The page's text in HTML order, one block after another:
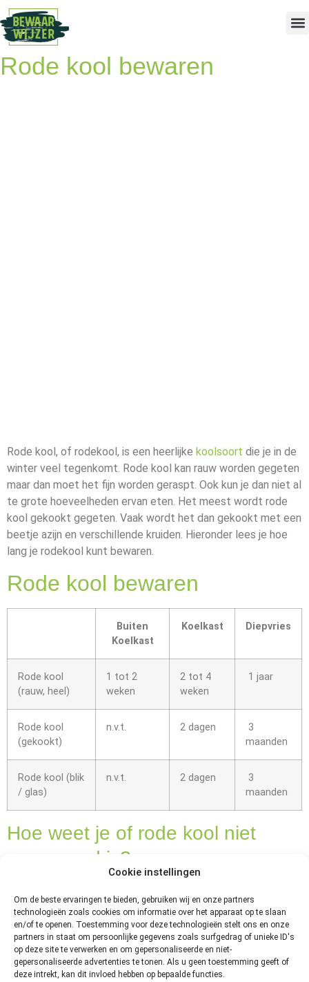
Cookie instellingen
Om de beste ervaringen te bieden, gebruiken wij en onze partners
technologieën zoals cookies om informatie over het apparaat op te slaan
en/of te openen. Toestemming voor deze technologieën stelt ons en onze
partners in staat om persoonlijke gegevens zoals surfgedrag of unieke ID's
op deze site te verwerken en om gepersonaliseerde en niet-
gepersonaliseerde advertenties te tonen. Als u geen toestemming geeft of
deze intrekt, kan dit invloed hebben op bepaalde functies.
Rode kool bewaren
Rode kool, of rodekool, is een heerlijke koolsoort die je in de
winter veel tegenkomt. Rode kool kan rauw worden gegeten
maar dan moet het fijn worden geraspt. Ook kun je dan niet al
te grote hoeveelheden ervan eten. Het meest wordt rode
kool gekookt gegeten. Vaak wordt het dan gekookt met een
beetje azijn en verschillende kruiden. Hieronder lees je hoe
lang je rodekool kunt bewaren.
Rode kool bewaren
Buiten
Koelkast
Koelkast Diepvries
Rode kool
(rauw, heel)
1 tot 2
weken
2 tot 4
weken
1 jaar
Rode kool
(gekookt)
n.v.t. 2 dagen
3
maanden
Rode kool (blik
/ glas)
n.v.t. 2 dagen
3
maanden
Hoe weet je of rode kool niet
meer goed is?
kool verkleurd
of
beschimmeld is,
is deze niet
meer houdbaar.